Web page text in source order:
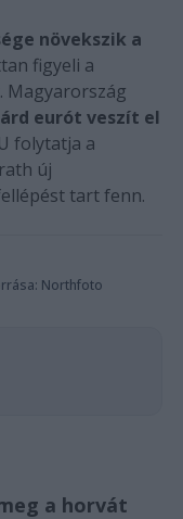
növekszik a
figyeli a
Magyarország
eurót veszít el
folytatja a
új
tart fenn.
Northfoto
a horvát